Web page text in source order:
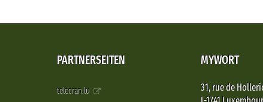
PARTNERSEITEN
telecran.lu
MYWORT
31, rue de